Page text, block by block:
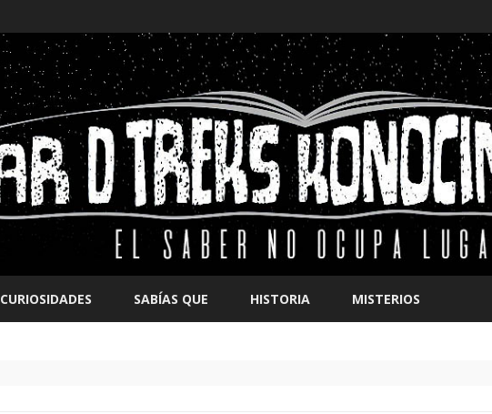
contenido
CURIOSIDADES SABÍAS QUE HISTORIA MISTERIOS